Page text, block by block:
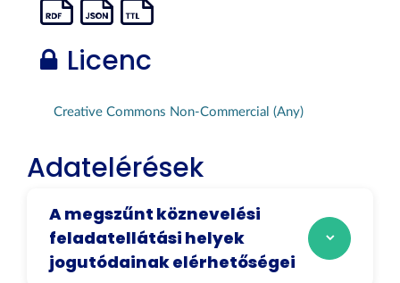
Licenc
Creative Commons Non-Commercial (Any)
Adatelérések
A megszűnt köznevelési
feladatellátási helyek
jogutódainak elérhetőségei